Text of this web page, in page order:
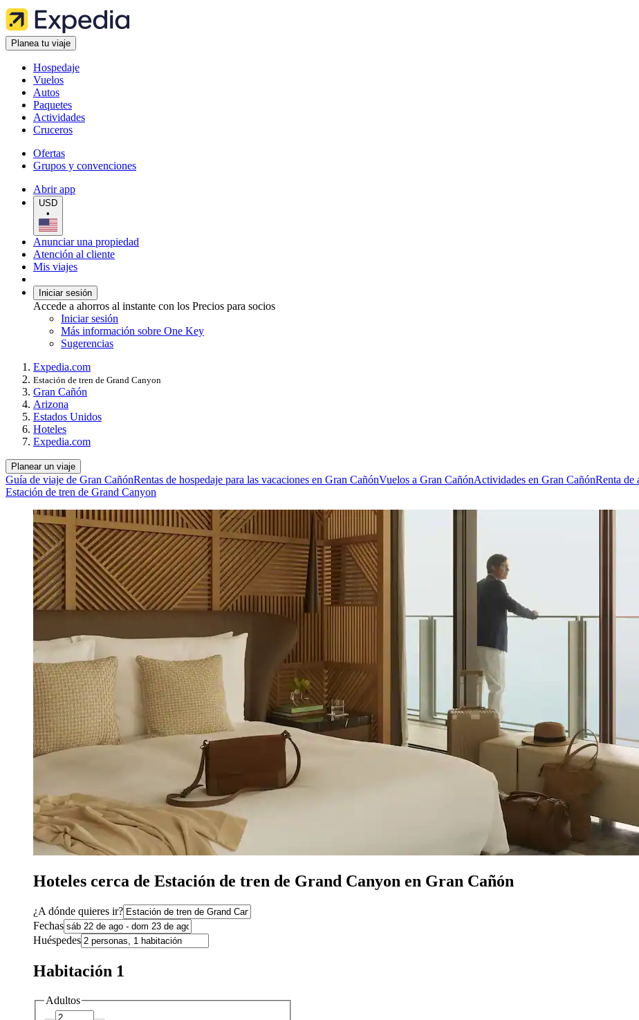
Planea tu viaje
Hospedaje
Vuelos
Autos
Paquetes
Actividades
Cruceros
Ofertas
Grupos y convenciones
Abrir app
USD
•
Anunciar una propiedad
Atención al cliente
Mis viajes
Iniciar sesión
Accede a ahorros al instante con los Precios para socios
Iniciar sesión
Más información sobre One Key
Sugerencias
Expedia.com
Estación de tren de Grand Canyon
Gran Cañón
Arizona
Estados Unidos
Hoteles
Expedia.com
Planear un viaje
Guía de viaje de Gran CañónRentas de hospedaje para las vacaciones en Gran CañónVuelos a Gran CañónActividades en Gran CañónRenta de
Estación de tren de Grand Canyon
Hoteles cerca de Estación de tren de Grand Canyon en Gran Cañón
¿A dónde quieres ir?
Fechas
Huéspedes
Habitación 1
Adultos